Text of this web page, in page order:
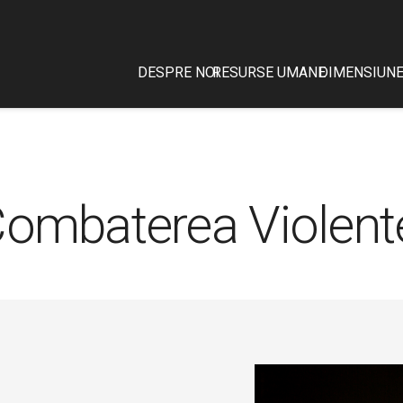
DESPRE NOIRESURSE UMANE